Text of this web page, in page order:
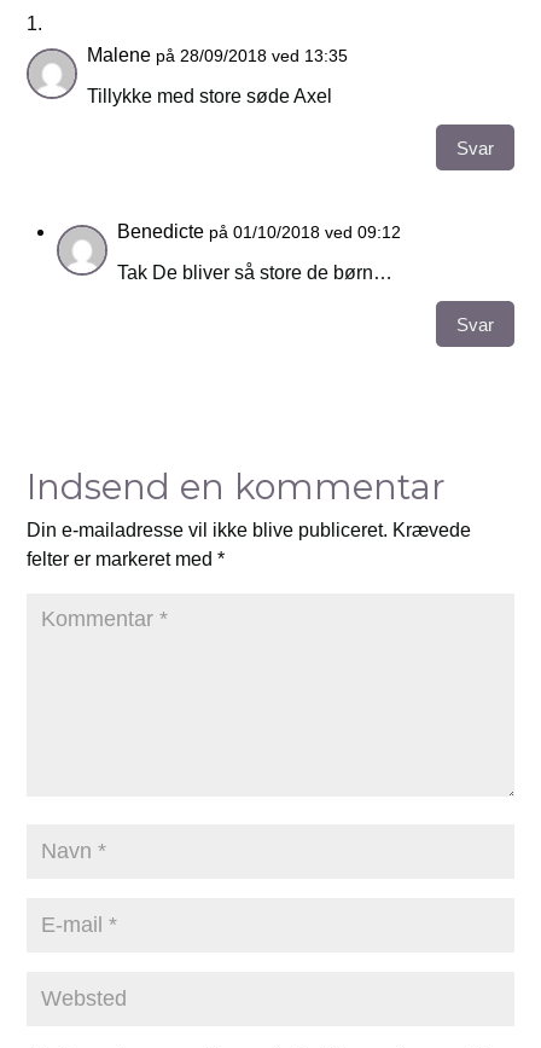
Malene på 28/09/2018 ved 13:35
Tillykke med store søde Axel
Svar
Benedicte på 01/10/2018 ved 09:12
Tak De bliver så store de børn…
Svar
Indsend en kommentar
Din e-mailadresse vil ikke blive publiceret. Krævede
felter er markeret med*